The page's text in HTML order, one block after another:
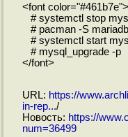
<font color="#461b7e">
# systemctl stop
# pacman -S
# systemctl start
# mysql_upgrade -p
</font>
URL: https://
in-rep.../
Новость: https://
num=36499